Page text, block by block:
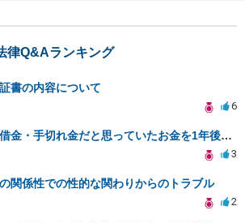
律Q&Aランキング
書の内容について
6
ダブル不倫・借金・手切れ金だと思っていたお金を1年後いまさら脅迫罪として通知書が来てまとめて請求
3
関係性での性的な関わりからのトラブル
2